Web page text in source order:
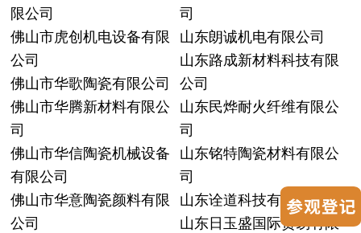
限公司
佛山市虎创机电设备有限
公司
佛山市华歌陶瓷有限公司
佛山市华腾新材料有限公
司
佛山市华信陶瓷机械设备
有限公司
佛山市华意陶瓷颜料有限
公司
司
山东朗诚机电有限公司
山东路成新材料科技有限
公司
山东民烨耐火纤维有限公
司
山东铭特陶瓷材料有限公
司
山东诠道科技有限公司
山东日玉盛国际贸易有限